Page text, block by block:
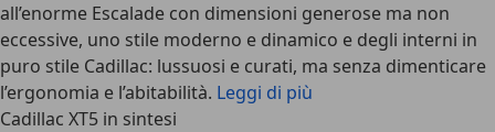
all’enorme Escalade con dimensioni generose ma non
eccessive, uno stile moderno e dinamico e degli interni in
puro stile Cadillac: lussuosi e curati, ma senza dimenticare
l’ergonomia e l’abitabilità. Leggi di più
Cadillac XT5 in sintesi